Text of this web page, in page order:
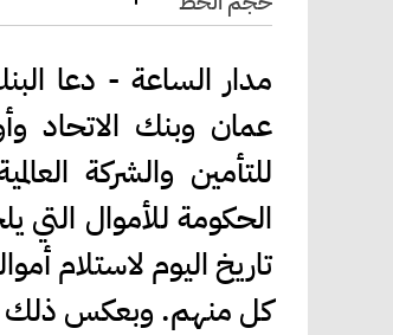
مدار الساعة - دعا
عمان وبنك الاتحاد
للتأمين والشركة
الحكومة للأموال التي
تاريخ اليوم لاستلام
كل منهم. وبعكس ذلك